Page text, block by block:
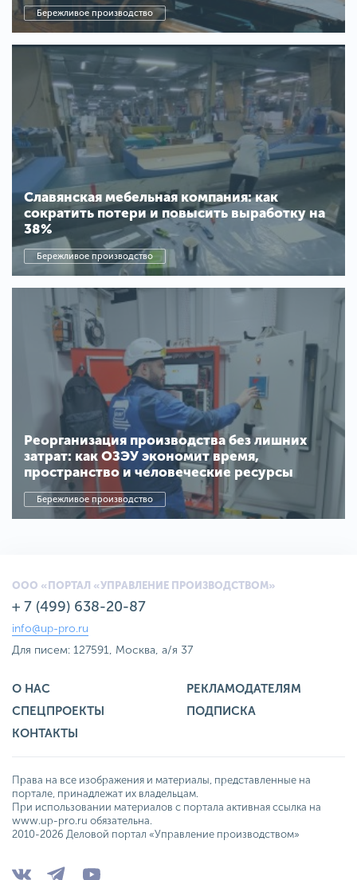
Бережливое производство
Славянская мебельная компания: как
сократить потери и повысить выработку на
38%
Бережливое производство
Реорганизация производства без лишних
затрат: как ОЗЭУ экономит время,
пространство и человеческие ресурсы
Бережливое производство
ООО «ПОРТАЛ «УПРАВЛЕНИЕ ПРОИЗВОДСТВОМ»
+ 7 (499) 638-20-87
info@up-pro.ru
Для писем: 127591, Москва, а/я 37
О НАС
РЕКЛАМОДАТЕЛЯМ
СПЕЦПРОЕКТЫ
ПОДПИСКА
КОНТАКТЫ
Права на все изображения и материалы, представленные на
портале, принадлежат их владельцам.
При использовании материалов с портала активная ссылка на
www.up-pro.ru обязательна.
2010-2026 Деловой портал «Управление производством»